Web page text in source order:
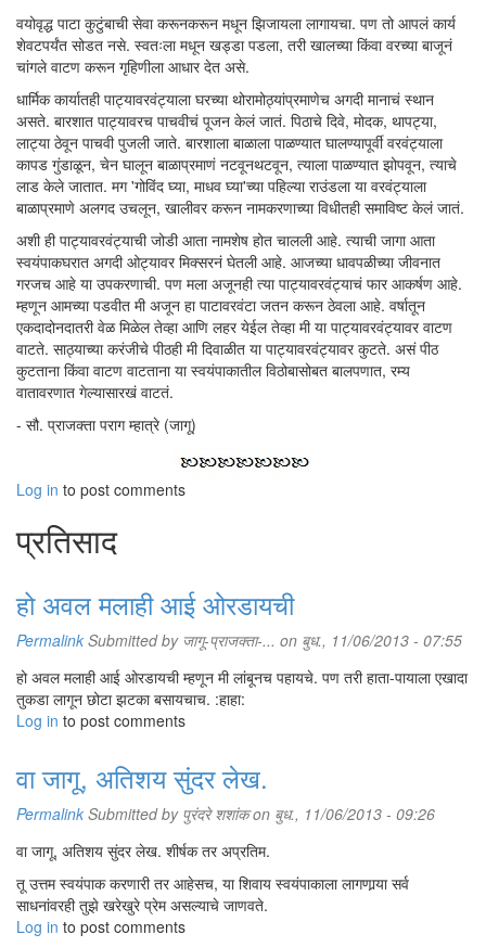
वयोवृद्ध पाटा कुटुंबाची सेवा करूनकरून मधून झिजायला लागायचा. पण तो आपलं कार्य
शेवटपर्यंत सोडत नसे. स्वतःला मधून खड्डा पडला, तरी खालच्या किंवा वरच्या बाजूनं
चांगले वाटण करून गृहिणीला आधार देत असे.
धार्मिक कार्यातही पाट्यावरवंट्याला घरच्या थोरामोठ्यांप्रमाणेच अगदी मानाचं स्थान
असते. बारशात पाट्यावरच पाचवीचं पूजन केलं जातं. पिठाचे दिवे, मोदक, थापट्या,
लाट्या ठेवून पाचवी पुजली जाते. बारशाला बाळाला पाळण्यात घालण्यापूर्वी वरवंट्याला
कापड गुंडाळून, चेन घालून बाळाप्रमाणं नटवूनथटवून, त्याला पाळण्यात झोपवून, त्याचे
लाड केले जातात. मग 'गोविंद घ्या, माधव घ्या'च्या पहिल्या राउंडला या वरवंट्याला
बाळाप्रमाणे अलगद उचलून, खालीवर करून नामकरणाच्या विधीतही समाविष्ट केलं जातं.
अशी ही पाट्यावरवंट्याची जोडी आता नामशेष होत चालली आहे. त्याची जागा आता
स्वयंपाकघरात अगदी ओट्यावर मिक्सरनं घेतली आहे. आजच्या धावपळीच्या जीवनात
गरजच आहे या उपकरणाची. पण मला अजूनही त्या पाट्यावरवंट्याचं फार आकर्षण आहे.
म्हणून आमच्या पडवीत मी अजून हा पाटावरवंटा जतन करून ठेवला आहे. वर्षातून
एकदादोनदातरी वेळ मिळेल तेव्हा आणि लहर येईल तेव्हा मी या पाट्यावरवंट्यावर वाटण
वाटते. साठ्याच्या करंजीचे पीठही मी दिवाळीत या पाट्यावरवंट्यावर कुटते. असं पीठ
कुटताना किंवा वाटण वाटताना या स्वयंपाकातील विठोबासोबत बालपणात, रम्य
वातावरणात गेल्यासारखं वाटतं.
- सौ. प्राजक्ता पराग म्हात्रे (जागू)
Log in to post comments
प्रतिसाद
हो अवल मलाही आई ओरडायची
Permalink Submitted by जागू-प्राजक्ता-... on बुध., 11/06/2013 - 07:55
हो अवल मलाही आई ओरडायची म्हणून मी लांबूनच पहायचे. पण तरी हाता-पायाला एखादा
तुकडा लागून छोटा झटका बसायचाच. :हाहा:
Log in to post comments
वा जागू, अतिशय सुंदर लेख.
Permalink Submitted by पुरंदरे शशांकon बुध., 11/06/2013 - 09:26
वा जागू, अतिशय सुंदर लेख. शीर्षक तर अप्रतिम.
तू उत्तम स्वयंपाक करणारी तर आहेसच, या शिवाय स्वयंपाकाला लागणार्‍या सर्व
साधनांवरही तुझे खरेखुरे प्रेम असल्याचे जाणवते.
Log in to post comments